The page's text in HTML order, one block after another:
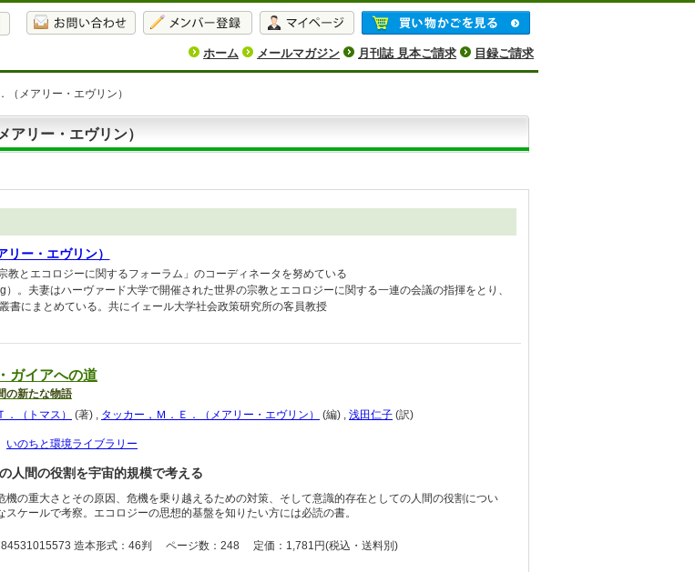
ホーム メールマガジン 月刊誌 見本ご請求 目録ご請求
（メアリー・エヴリン）
アリー・エヴリン）
ー・エヴリン）
教とエコロジーに関するフォーラム」のコーディネータを努めている
）。夫妻はハーヴァード大学で開催された世界の宗教とエコロジーに関する一連の会議の指揮をとり、
書にまとめている。共にイェール大学社会政策研究所の客員教授
ガイアへの道
の新たな物語
．（トマス）
(著) , タッカー，Ｍ．Ｅ．（メアリー・エヴリン） (編) , 浅田仁子 (訳)
いのちと環境ライブラリー
人間の役割を宇宙的規模で考える
機の重大さとその原因、危機を乗り越えるための対策、そして意識的存在としての人間の役割につい
スケールで考察。エコロジーの思想的基盤を知りたい方には必読の書。
造本形式：46判 ページ数：248 定価：1,781円(税込・送料別)